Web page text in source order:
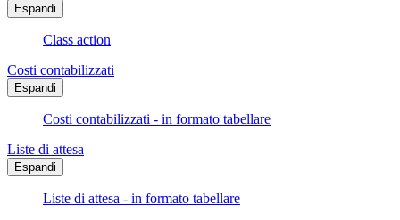
Espandi
Class action
Costi contabilizzati
Espandi
Costi contabilizzati - in formato tabellare
Liste di attesa
Espandi
Liste di attesa - in formato tabellare